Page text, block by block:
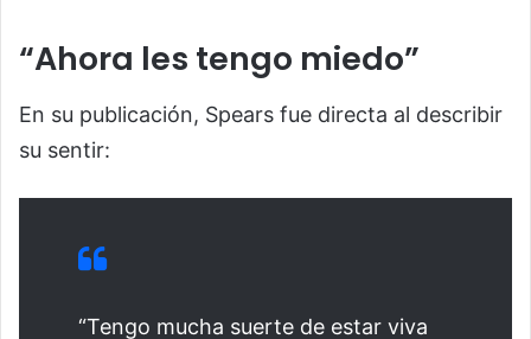
“Ahora les tengo miedo”
En su publicación, Spears fue directa al describir
su sentir:
“Tengo mucha suerte de estar viva